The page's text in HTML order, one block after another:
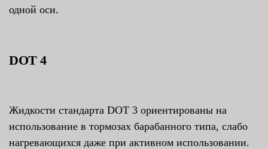
одной оси.
DOT 4
Жидкости стандарта DOT 3 ориентированы на
использование в тормозах барабанного типа, слабо
нагревающихся даже при активном использовании.